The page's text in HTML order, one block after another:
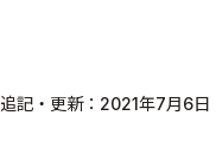
追記・更新：2021年7月6日